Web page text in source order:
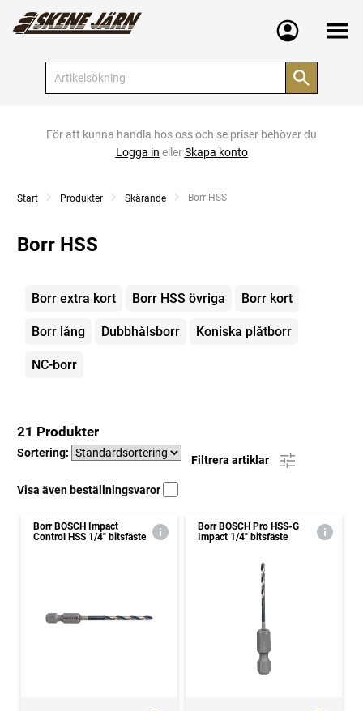
Meny
För att kunna handla hos oss och se priser behöver du
Logga in ellerSkapa konto
Start Produkter Skärande Current:
Borr HSS
Borr HSS
Kategorier
Borr extra kort Borr HSS övriga Borr kort
Borr lång Dubbhålsborr Koniska plåtborr
NC-borr
21 Produkter
Sortering:
Filtrera artiklar
Visa även beställningsvaror
Borr BOSCH Impact
Control HSS 1/4" bitsfäste
Borr BOSCH Pro HSS-G
Impact 1/4" bitsfäste